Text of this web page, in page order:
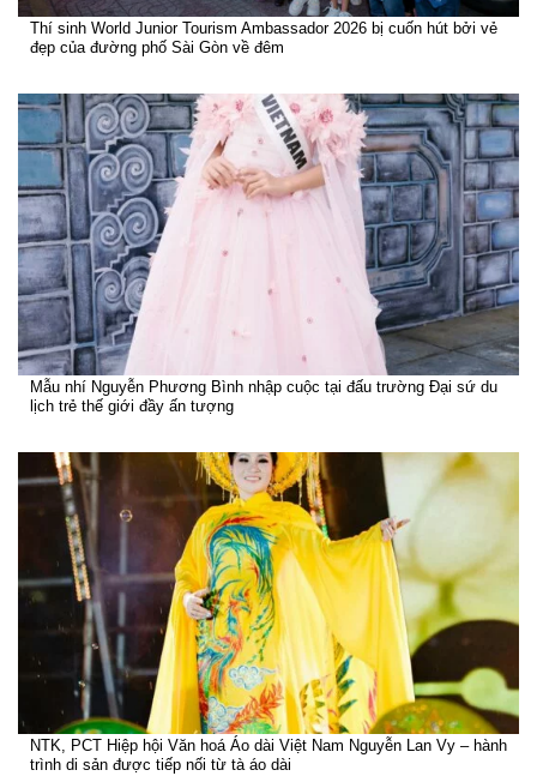
Thí sinh World Junior Tourism Ambassador 2026 bị cuốn hút bởi vẻ
đẹp của đường phố Sài Gòn về đêm
Mẫu nhí Nguyễn Phương Bình nhập cuộc tại đấu trường Đại sứ du
lịch trẻ thế giới đầy ấn tượng
NTK, PCT Hiệp hội Văn hoá Áo dài Việt Nam Nguyễn Lan Vy – hành
trình di sản được tiếp nối từ tà áo dài